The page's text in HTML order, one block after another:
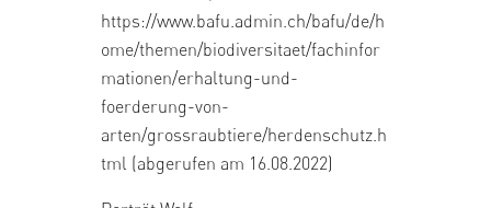
https://www.bafu.admin.ch/bafu/de/h
ome/themen/biodiversitaet/fachinfor
mationen/erhaltung-und-
foerderung-von-
arten/grossraubtiere/herdenschutz.h
tml (abgerufen am 16.08.2022)